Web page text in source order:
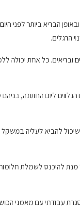
הבריא ביותר לפני
הרגלים.
כל אחת יכולה
ליום החתונה,
להביא לעליה
להיכנס לשמלת
עבודתי עם מאמני